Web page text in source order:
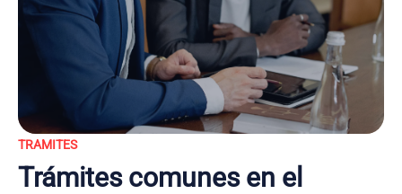
TRAMITES
Trámites comunes en el